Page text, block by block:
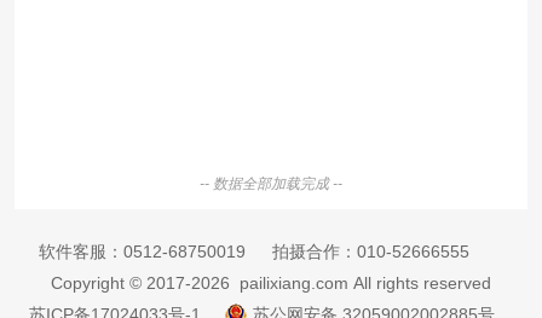
-- 数据全部加载完成 --
软件客服： 0512-68750019 拍摄合作： 010-52666555
Copyright © 2017-2026 pailixiang.com All rights reserved
苏ICP备17024033号-1
苏公网安备 32059002002885号